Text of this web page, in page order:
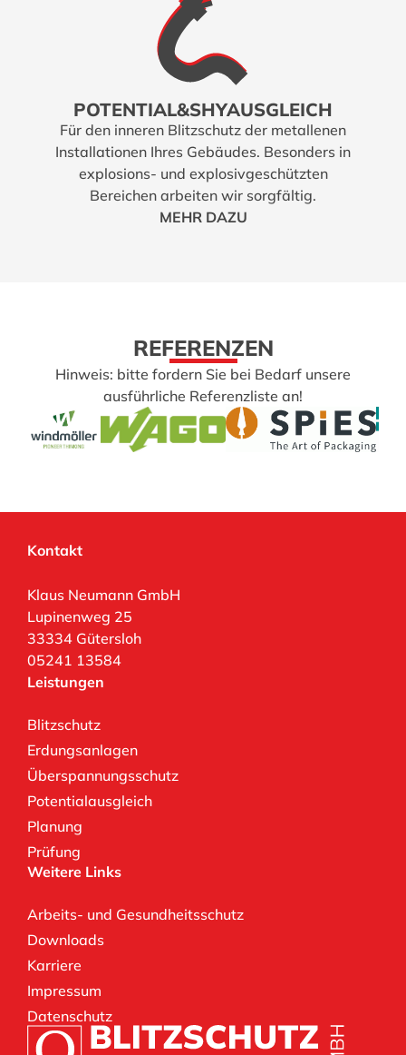
POTENTIAL&SHYAUSGLEICH
Für den inneren Blitzschutz der metallenen
Installationen Ihres Gebäudes. Besonders in
explosions- und explosivgeschützten
Bereichen arbeiten wir sorgfältig.
MEHR DAZU
REFERENZEN
Hinweis: bitte fordern Sie bei Bedarf unsere
ausführliche Referenzliste an!
Klaus Neumann GmbH
Lupinenweg 25
33334 Gütersloh
05241 13584
Blitzschutz
Erdungsanlagen
Überspannungsschutz
Potentialausgleich
Planung
Prüfung
Arbeits- und Gesundheitsschutz
Downloads
Karriere
Impressum
Datenschutz